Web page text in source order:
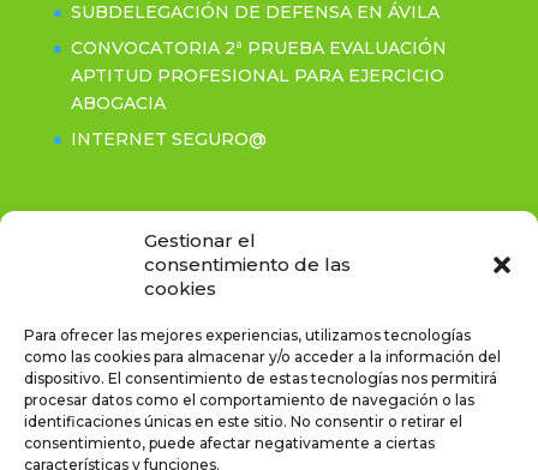
Gestionar el
consentimiento de las
cookies
Para ofrecer las mejores experiencias, utilizamos tecnologías
como las cookies para almacenar y/o acceder a la información del
dispositivo. El consentimiento de estas tecnologías nos permitirá
procesar datos como el comportamiento de navegación o las
identificaciones únicas en este sitio. No consentir o retirar el
consentimiento, puede afectar negativamente a ciertas
características y funciones.
SUBDELEGACIÓN DE DEFENSA EN ÁVILA
CONVOCATORIA 2ª PRUEBA EVALUACIÓN
APTITUD PROFESIONAL PARA EJERCICIO
ABOGACIA
INTERNET SEGURO@
Tel. (+34) 920.211.281 / Fax. (+34) 920.214.255
icaavila@icaavila.es
Horario de atencion: de 10.00 a 15:00